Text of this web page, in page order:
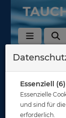
Essenziell (6)
Essenzielle
und sind für
erforderlich.